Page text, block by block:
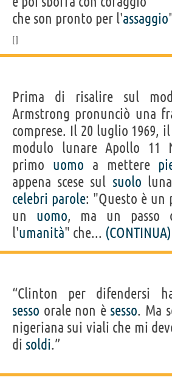
che son pronto per l'assaggio
Prima di risalire sul
Armstrong pronunciò una
comprese. Il 20 luglio 1969, il
modulo lunare Apollo 11
primo uomo a mettere
appena scese sul suolo
celebri parole: "Questo è un
un uomo, ma un passo
l'umanità" che... (CONTINUA)
“Clinton per difendersi
sesso orale non è sesso. Ma
nigeriana sui viali che mi
di soldi.”